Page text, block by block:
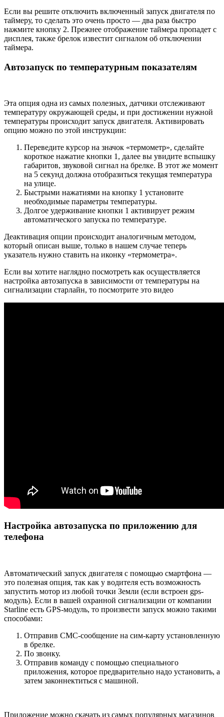
Если вы решите отключить включенный запуск двигателя по
таймеру, то сделать это очень просто — два раза быстро
нажмите кнопку 2. Прежнее отображение таймера пропадет с
дисплея, также брелок известит сигналом об отключении
таймера.
Автозапуск по температурным показателям
Эта опция одна из самых полезных, датчики отслеживают
температуру окружающей среды, и при достижении нужной
температуры происходит запуск двигателя. Активировать
опцию можно по этой инструкции:
Переведите курсор на значок «термометр», сделайте
короткое нажатие кнопки 1, далее вы увидите вспышку
габаритов, звуковой сигнал на брелке. В этот же момент
на 5 секунд должна отобразиться текущая температура
на улице.
Быстрыми нажатиями на кнопку 1 установите
необходимые параметры температуры.
Долгое удерживание кнопки 1 активирует режим
автоматического запуска по температуре.
Деактивация опции происходит аналогичным методом,
который описан выше, только в нашем случае теперь
указатель нужно ставить на иконку «термометра».
Если вы хотите наглядно посмотреть как осуществляется
настройка автозапуска в зависимости от температуры на
сигнализации старлайн, то посмотрите это видео
Настройка автозапуска по приложению для
телефона
Автоматический запуск двигателя с помощью смартфона —
это полезная опция, так как у водителя есть возможность
запустить мотор из любой точки Земли (если встроен gps-
модуль). Если в вашей охранной сигнализации от компании
Starline есть GPS-модуль, то произвести запуск можно такими
способами:
Отправив СМС-сообщение на сим-карту установленную
в брелке.
По звонку.
Отправив команду с помощью специального
приложения, которое предварительно надо установить, а
затем законнектиться с машиной.
Приложение можно скачать из самых популярных магазинов